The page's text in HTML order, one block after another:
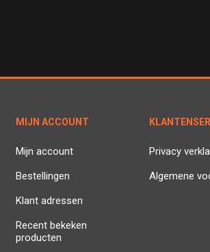
MIJN ACCOUNT
Mijn account
Bestellingen
Klant adressen
Recent bekeken
producten
Privacy
Algemene